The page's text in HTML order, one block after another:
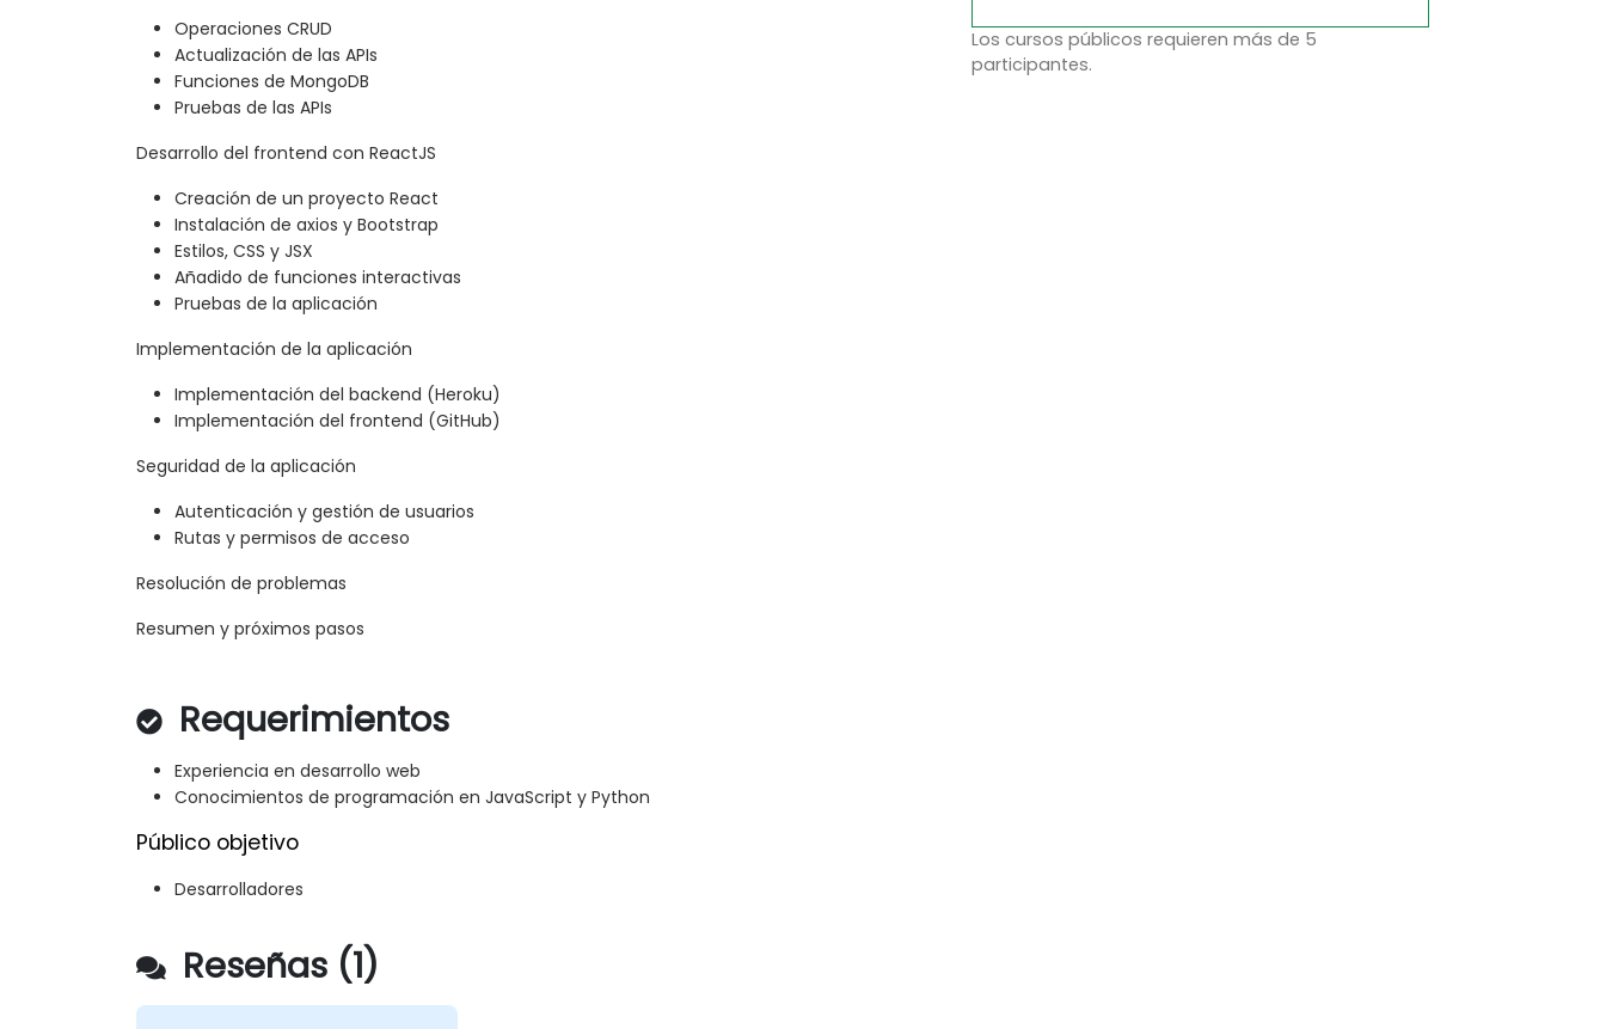
Operaciones CRUD
Actualización de las APIs
Funciones de MongoDB
Pruebas de las APIs
Desarrollo del frontend con ReactJS
Creación de un proyecto React
Instalación de axios y Bootstrap
Estilos, CSS y JSX
Añadido de funciones interactivas
Pruebas de la aplicación
Implementación de la aplicación
Implementación del backend (Heroku)
Implementación del frontend (GitHub)
Seguridad de la aplicación
Autenticación y gestión de usuarios
Rutas y permisos de acceso
Resolución de problemas
Resumen y próximos pasos
Requerimientos
Experiencia en desarrollo web
Conocimientos de programación en JavaScript y Python
Público objetivo
Desarrolladores
Los cursos públicos requieren más de 5
participantes.
Reseñas (1)